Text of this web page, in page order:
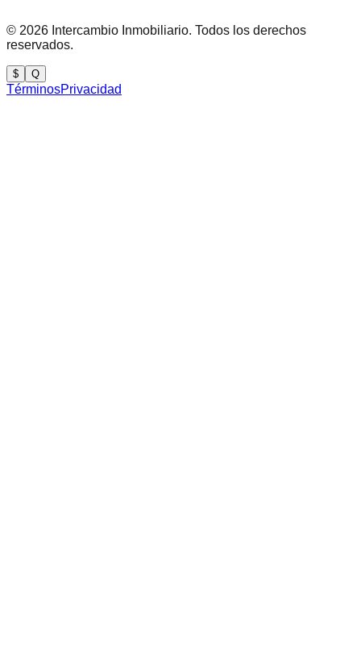
© 2026 Intercambio Inmobiliario. Todos los derechos
reservados.
$ Q
TérminosPrivacidad